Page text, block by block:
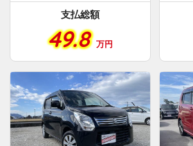
支払総額
49.8 万円